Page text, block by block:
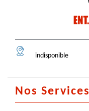
indisponible
Nos Services